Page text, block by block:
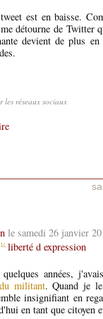
est en baisse.
détourne de Twitter
devient de plus
les réseaux sociaux
le samedi 26 janvier
liberté d expression
années,
militant. Quand je
insignifiant en
en tant que citoyen